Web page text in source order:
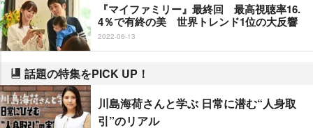
『マイファミリー』最終回 最高視聴率16.
4％で有終の美 世界トレンド1位の大反響
2022-06-13
話題の特集をPICK UP！
川島海荷さんと学ぶ 日常に潜む“人身取
引”のリアル